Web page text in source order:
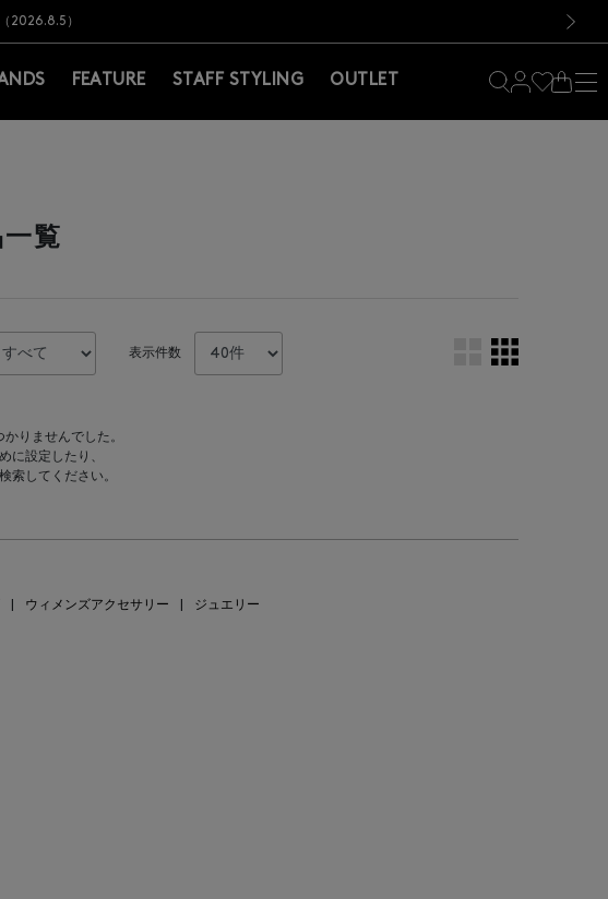
で常時送料無料！お買い物の際は会員登録を！
せ】（2026.8.7）
2026.8.5）
について
項で常時送料無料！お買い物の際は会員登録を！
FEATURE STAFF STYLING OUTLET
覧
表示件数
りませんでした。
に設定したり、
索してください。
ウィメンズアクセサリー ジュエリー